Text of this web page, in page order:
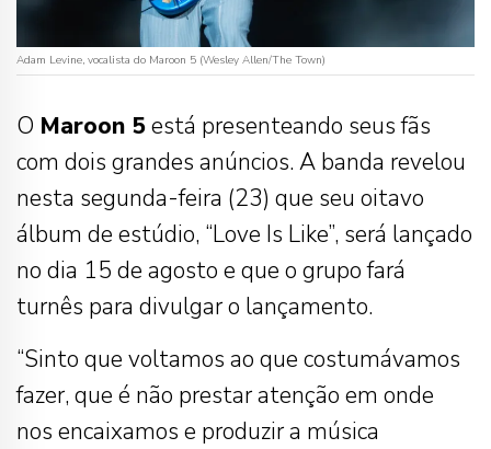
Adam Levine, vocalista do Maroon 5 (Wesley Allen/The Town)
O Maroon 5está presenteando seus fãs
com dois grandes anúncios. A banda revelou
nesta segunda-feira (23) que seu oitavo
álbum de estúdio, “Love Is Like”, será lançado
no dia 15 de agosto e que o grupo fará
turnês para divulgar o lançamento.
“Sinto que voltamos ao que costumávamos
fazer, que é não prestar atenção em onde
nos encaixamos e produzir a música